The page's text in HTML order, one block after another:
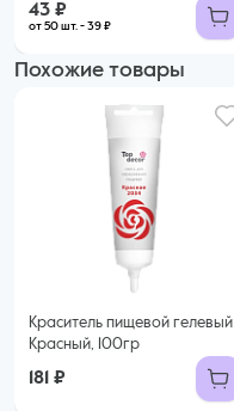
43 ₽
от 50 шт. - 39 ₽
Похожие товары
Краситель пищевой гелевый
Красный, 100гр
181 ₽